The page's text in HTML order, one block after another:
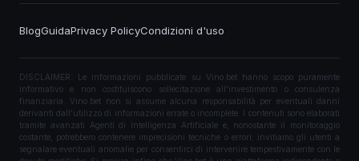
BlogGuidaPrivacy PolicyCondizioni d'uso
DISCLAIMER: Le informazioni pubblicate su Vino.bet hanno scopo puramente
informativo e non costituiscono sollecitazione all'investimento o consulenza
finanziaria. Vino.bet non si assume alcuna responsabilità per eventuali danni
derivanti dall'utilizzo di informazioni errate o incomplete. I contenuti sono elaborati
tramite avanzati Agenti di Intelligenza Artificiale e, nonostante il monitoraggio
costante, potrebbero contenere imprecisioni tecniche o errori; invitiamo gli utenti a
segnalare eventuali anomalie per consentirci di intervenire tempestivamente con le